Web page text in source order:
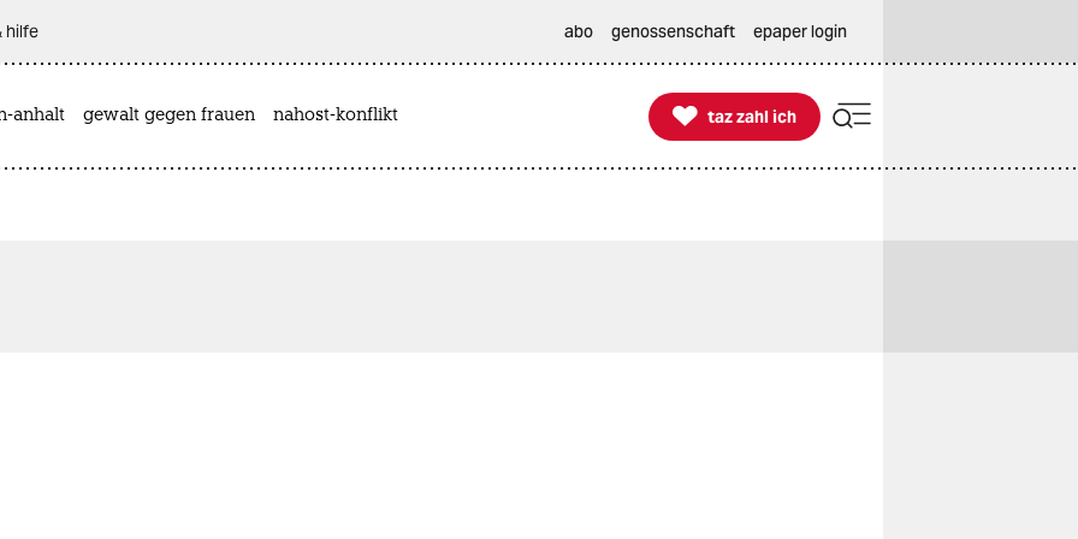
hilfe abo genossenschaft epaper login
anhalt gewalt gegen frauen nahost-konflikt 
taz zahl ich
taz zahl ich